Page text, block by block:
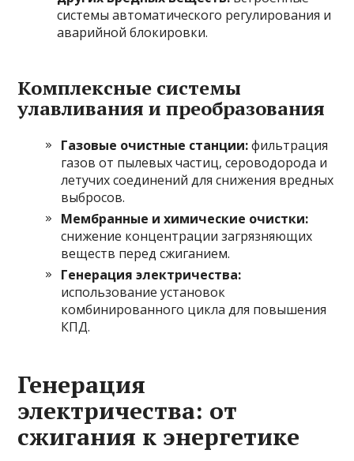
системы автоматического регулирования и
аварийной блокировки.
Комплексные системы
улавливания и преобразования
Газовые очистные станции:фильтрация
газов от пылевых частиц, сероводорода и
летучих соединений для снижения вредных
выбросов.
Мембранные и химические очистки:
снижение концентрации загрязняющих
веществ перед сжиганием.
Генерация электричества:
использование установок
комбинированного цикла для повышения
КПД.
Генерация
электричества: от
сжигания к энергетике